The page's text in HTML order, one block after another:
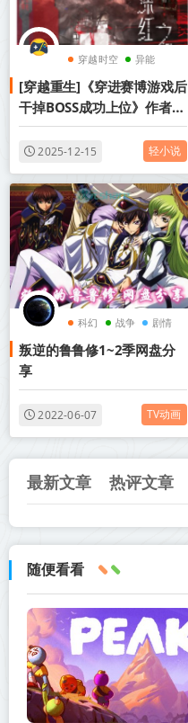
穿越时空 异能
女强
[穿越重生]《穿进赛博游戏后
干掉BOSS成功上位》作者：
桉柏【完结】丨小说资源百
度网盘免费txt下载
2025-12-15 轻小说
科幻 战争 剧情
叛逆的鲁鲁修1~2季网盘分
享
2022-06-07 TV动画
最新文章 热评文章
随便看看